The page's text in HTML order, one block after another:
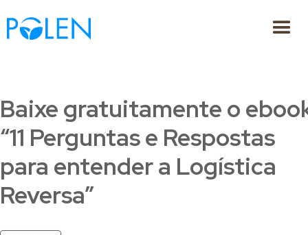
Baixe gratuitamente o
“11 Perguntas e Respostas
para entender a Logística
Reversa”